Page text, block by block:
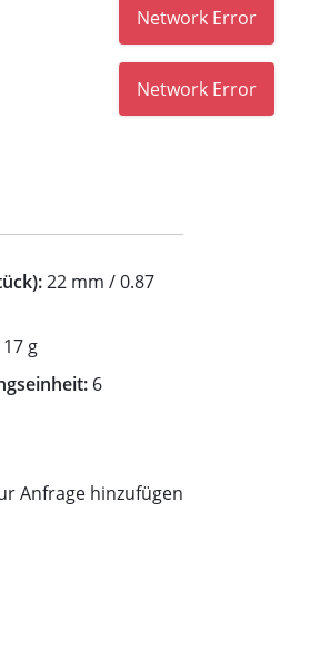
22 mm / 0.87
g
6
Anfrage hinzufügen
Network Error
Network Error